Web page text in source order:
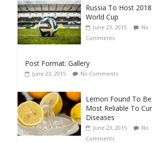
Russia To Host 2018
World Cup
June 23, 2015
No
Comments
Post Format: Gallery
June 23, 2015 No Comments
Lemon Found To Be
Most Reliable To
Diseases
June 23, 2015
No
Comments